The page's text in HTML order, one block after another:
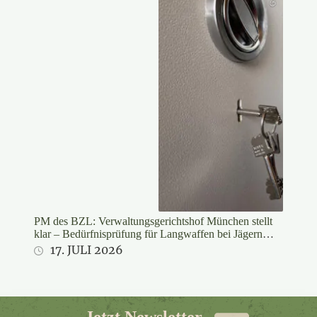
PM des BZL: Verwaltungsgerichtshof München stellt
klar – Bedürfnisprüfung für Langwaffen bei Jägern
rechtswidrig
17. JULI 2026